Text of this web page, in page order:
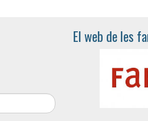
El web de les